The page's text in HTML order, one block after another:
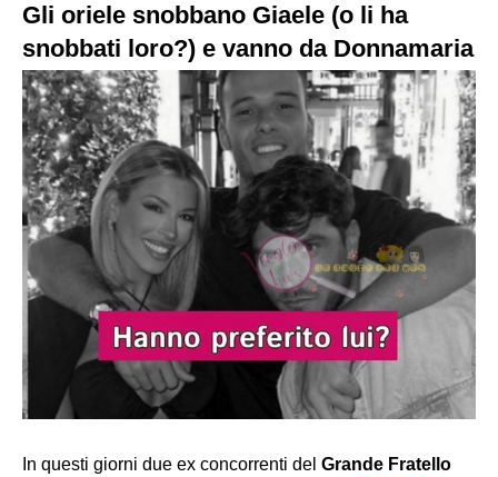
Gli oriele snobbano Giaele (o li ha
snobbati loro?) e vanno da Donnamaria
In questi giorni due ex concorrenti del Grande Fratello